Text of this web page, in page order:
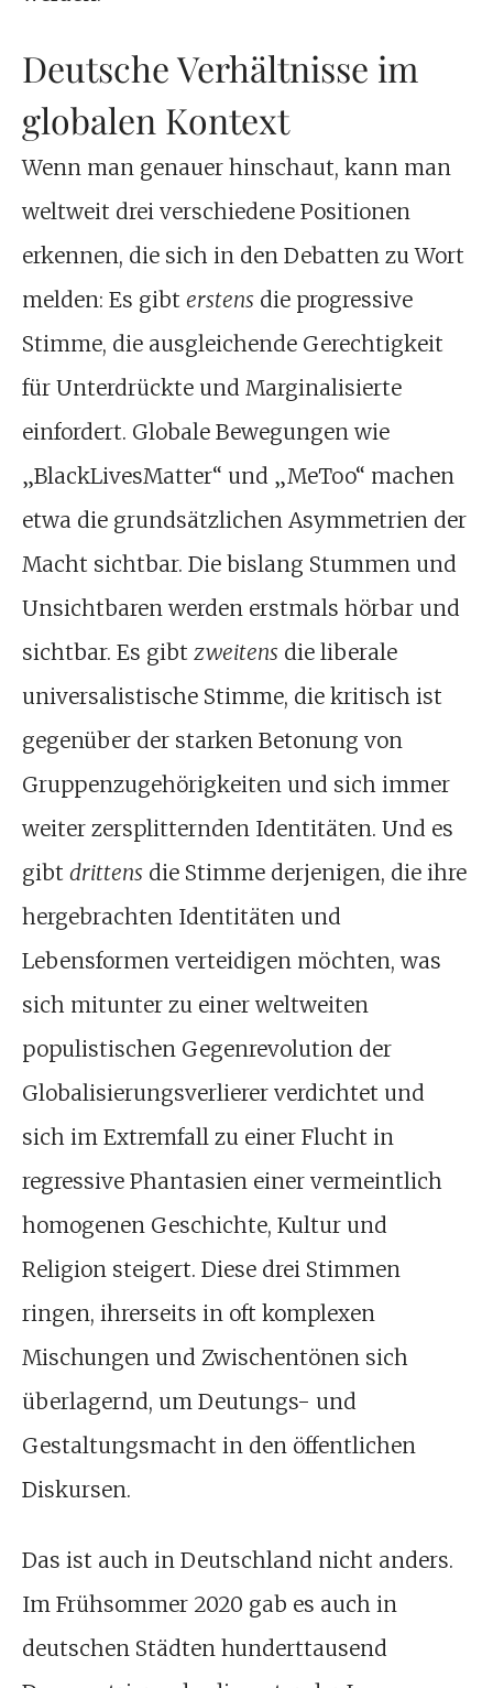
Deutsche Verhältnisse im
globalen Kontext
Wenn man genauer hinschaut, kann man
weltweit drei verschiedene Positionen
erkennen, die sich in den Debatten zu Wort
melden: Es gibt erstens die progressive
Stimme, die ausgleichende Gerechtigkeit
für Unterdrückte und Marginalisierte
einfordert. Globale Bewegungen wie
„BlackLivesMatter“ und „MeToo“ machen
etwa die grundsätzlichen Asymmetrien der
Macht sichtbar. Die bislang Stummen und
Unsichtbaren werden erstmals hörbar und
sichtbar. Es gibt zweitens die liberale
universalistische Stimme, die kritisch ist
gegenüber der starken Betonung von
Gruppenzugehörigkeiten und sich immer
weiter zersplitternden Identitäten. Und es
gibt drittens die Stimme derjenigen, die ihre
hergebrachten Identitäten und
Lebensformen verteidigen möchten, was
sich mitunter zu einer weltweiten
populistischen Gegenrevolution der
Globalisierungsverlierer verdichtet und
sich im Extremfall zu einer Flucht in
regressive Phantasien einer vermeintlich
homogenen Geschichte, Kultur und
Religion steigert. Diese drei Stimmen
ringen, ihrerseits in oft komplexen
Mischungen und Zwischentönen sich
überlagernd, um Deutungs- und
Gestaltungsmacht in den öffentlichen
Diskursen.
Das ist auch in Deutschland nicht anders.
Im Frühsommer 2020 gab es auch in
deutschen Städten hunderttausend